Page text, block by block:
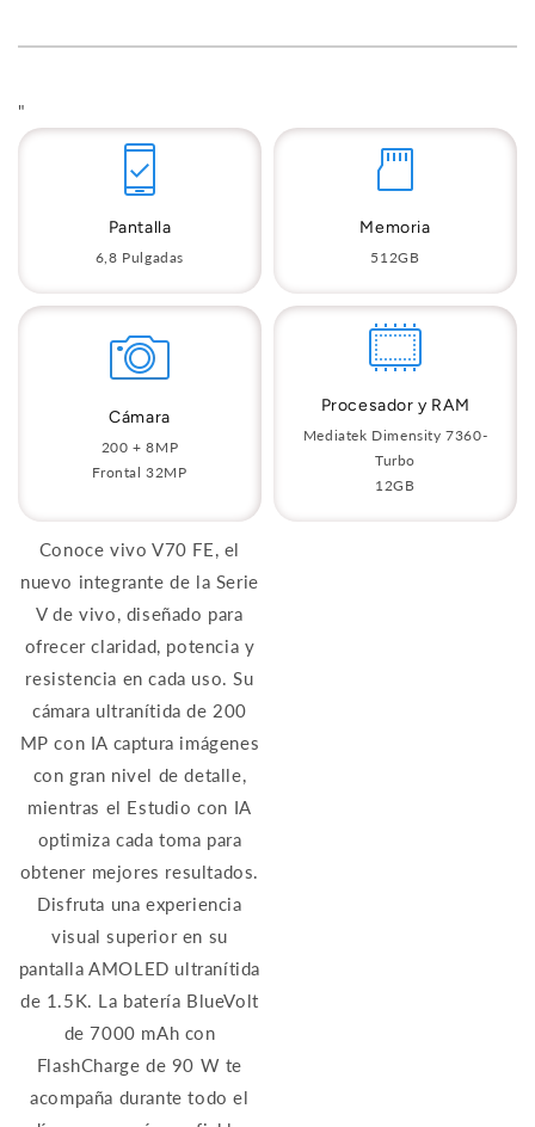
"
Pantalla
6,8 Pulgadas
Memoria
512GB
Cámara
200 + 8MP
Frontal 32MP
Procesador y RAM
Mediatek Dimensity 7360-
Turbo
12GB
Conoce vivo V70 FE, el
nuevo integrante de la Serie
V de vivo, diseñado para
ofrecer claridad, potencia y
resistencia en cada uso. Su
cámara ultranítida de 200
MP con IA captura imágenes
con gran nivel de detalle,
mientras el Estudio con IA
optimiza cada toma para
obtener mejores resultados.
Disfruta una experiencia
visual superior en su
pantalla AMOLED ultranítida
de 1.5K. La batería BlueVolt
de 7000 mAh con
FlashCharge de 90 W te
acompaña durante todo el